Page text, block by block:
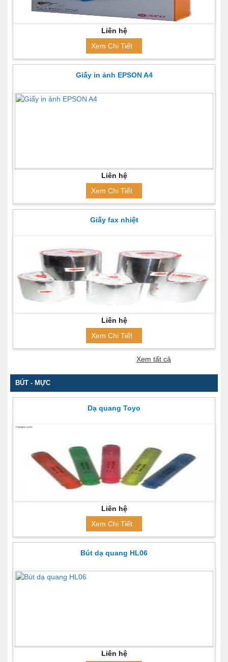
Liên hệ
Xem Chi Tiết
Giấy in ảnh EPSON A4
Liên hệ
Xem Chi Tiết
Giấy fax nhiệt
Liên hệ
Xem Chi Tiết
Xem tất cả
BÚT - MỰC
Dạ quang Toyo
Liên hệ
Xem Chi Tiết
Bút dạ quang HL06
Liên hệ